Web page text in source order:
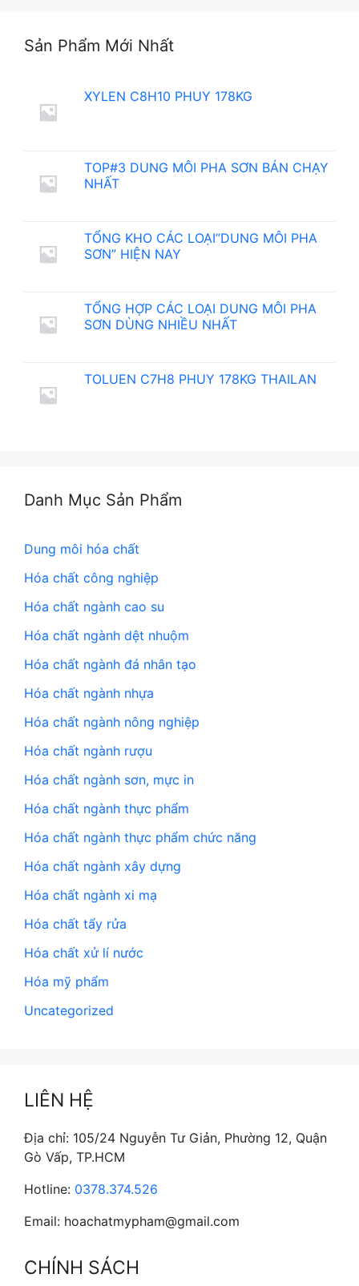
Sản Phẩm Mới Nhất
XYLEN C8H10 PHUY 178KG
TOP#3 DUNG MÔI PHA SƠN BÁN CHẠY
NHẤT
TỔNG KHO CÁC LOẠI”DUNG MÔI PHA
SƠN” HIỆN NAY
TỔNG HỢP CÁC LOẠI DUNG MÔI PHA
SƠN DÙNG NHIỀU NHẤT
TOLUEN C7H8 PHUY 178KG THAILAN
Danh Mục Sản Phẩm
Dung môi hóa chất
Hóa chất công nghiệp
Hóa chất ngành cao su
Hóa chất ngành dệt nhuộm
Hóa chất ngành đá nhân tạo
Hóa chất ngành nhựa
Hóa chất ngành nông nghiệp
Hóa chất ngành rượu
Hóa chất ngành sơn, mực in
Hóa chất ngành thực phẩm
Hóa chất ngành thực phẩm chức năng
Hóa chất ngành xây dựng
Hóa chất ngành xi mạ
Hóa chất tẩy rửa
Hóa chất xử lí nước
Hóa mỹ phẩm
Uncategorized
LIÊN HỆ
Địa chỉ: 105/24 Nguyễn Tư Giản, Phường 12, Quận
Gò Vấp, TP.HCM
Hotline: 0378.374.526
Email: hoachatmypham@gmail.com
CHÍNH SÁCH